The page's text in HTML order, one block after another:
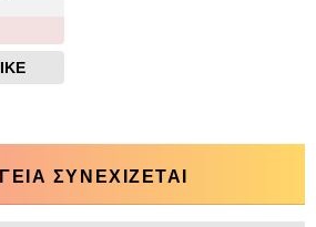
ΣΥΝΕΧΙΖΕΤΑΙ